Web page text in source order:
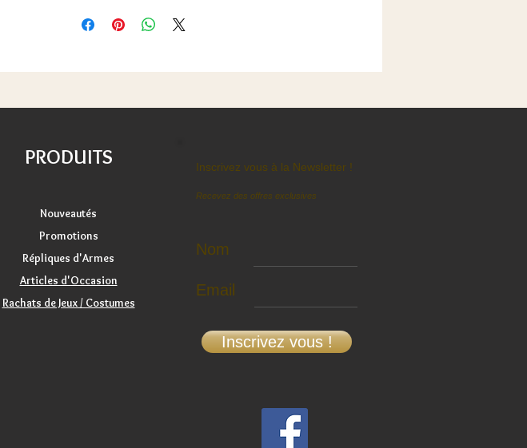
PRODUITS
Nouveautés
Promotions
Répliques d'Armes
Articles d'Occasion
Rachats de Jeux / Costumes
Inscrivez vous à la Newsletter !
Recevez des offres exclusives
Nom
Email
Inscrivez vous !